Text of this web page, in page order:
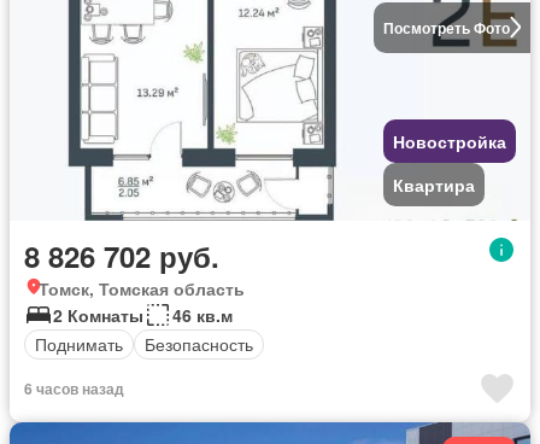
Посмотреть Фото
Новостройка
Квартира
8 826 702 руб.
Томск, Томская область
2 Комнаты
46 кв.м
Поднимать
Безопасность
6 часов назад